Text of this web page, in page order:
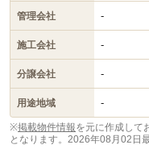
管理会社 -
施工会社 -
分譲会社 -
用途地域 -
※掲載物件情報を元に作成して
となります。 2026年08月02日